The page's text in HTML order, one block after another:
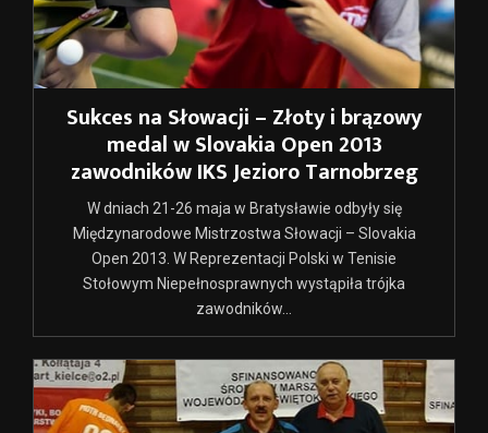
Sukces na Słowacji – Złoty i brązowy
medal w Slovakia Open 2013
zawodników IKS Jezioro Tarnobrzeg
W dniach 21-26 maja w Bratysławie odbyły się
Międzynarodowe Mistrzostwa Słowacji – Slovakia
Open 2013. W Reprezentacji Polski w Tenisie
Stołowym Niepełnosprawnych wystąpiła trójka
zawodników...